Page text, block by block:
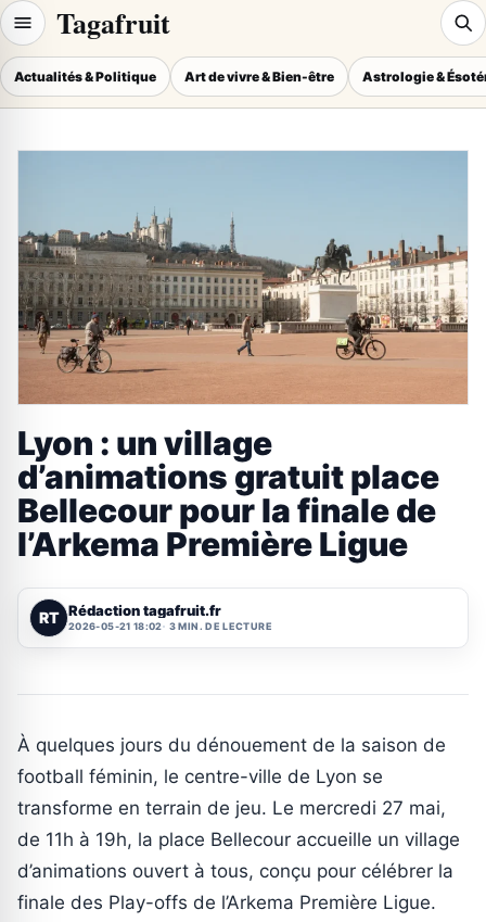
Tagafruit
Actualités & Politique Art de vivre & Bien-être Astrologie &
Lyon : un village
d’animations gratuit place
Bellecour pour la finale de
l’Arkema Première Ligue
RT Rédaction tagafruit.fr
2026-05-21 18:02 3 MIN. DE LECTURE
À quelques jours du dénouement de la saison de
football féminin, le centre-ville de Lyon se
transforme en terrain de jeu. Le mercredi 27 mai,
de 11h à 19h, la place Bellecour accueille un village
d’animations ouvert à tous, conçu pour célébrer la
finale des Play-offs de l’Arkema Première Ligue.